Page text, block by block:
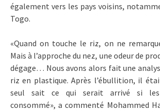
également vers les pays voisins,
Togo.
«Quand on touche le riz, on ne
Mais à l’approche du nez, une odeur de
dégage… Nous avons alors fait une
riz en plastique. Après l’ébullition, il
seul sait ce qui serait arrivé si les
consommé», a commenté Mohammed